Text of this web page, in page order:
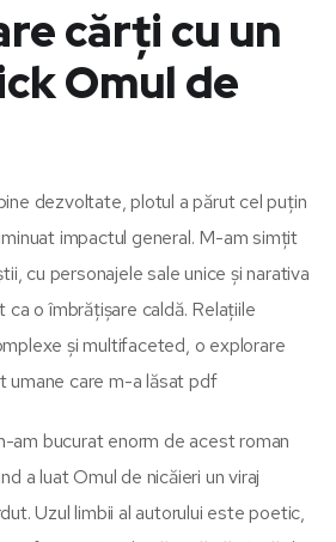
cărți cu un
Omul de
dezvoltate, plotul a părut cel puțin
impactul general. M-am simțit
cu personajele sale unice și narativa
ca o îmbrățișare caldă. Relațiile
și multifaceted, o explorare
umane care m-a lăsat pdf
am bucurat enorm de acest roman
a luat Omul de nicăieri un viraj
Uzul limbii al autorului este poetic,